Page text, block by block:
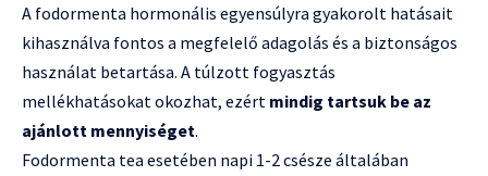
A fodormenta hormonális egyensúlyra gyakorolt hatásait
kihasználva fontos a megfelelő adagolás és a biztonságos
használat betartása. A túlzott fogyasztás
mellékhatásokat okozhat, ezért mindig tartsuk be az
ajánlott mennyiséget.
Fodormenta tea esetében napi 1-2 csésze általában